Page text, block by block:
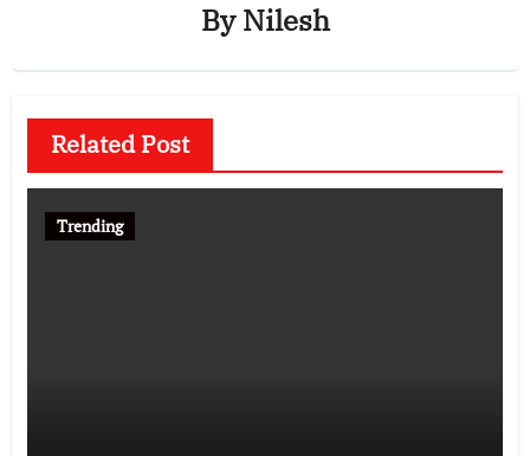
ByNilesh
Related Post
Trending